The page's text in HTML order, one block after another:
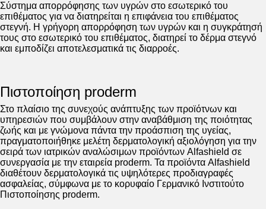
Σύστημα απορρόφησης των υγρών στο εσωτερικό του
επιθέματος για να διατηρείται η επιφάνεια του επιθέματος
στεγνή. Η γρήγορη απορρόφηση των υγρών και η συγκράτησή
τους στο εσωτερικό του επιθέματος, διατηρεί το δέρμα στεγνό
και εμποδίζει αποτελεσματικά τις διαρροές.
Πιστοποίηση proderm
Στο πλαίσιο της συνεχούς ανάπτυξης των προϊότνων και
υπηρεσιών που συμβάλουν στην αναβάθμιση της ποιότητας
ζωής και με γνώμονα πάντα την προάσπιση της υγείας,
πραγματοποιήθηκε μελέτη δερματολογική αξιολόγηση για την
σειρά των ιατρικών αναλώσιμων προϊόντων Alfashield σε
συνεργασία με την εταιρεία proderm. Τα προϊόντα Alfashield
διαθέτουν δερματολογικά τις υψηλότερες προδιαγραφές
ασφαλείας, σύμφωνα με το κορυφαίο Γερμανικό Ινστιτούτο
Πιστοποίησης proderm.